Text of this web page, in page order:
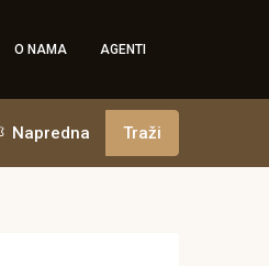
O NAMA AGENTI
Napredna Traži